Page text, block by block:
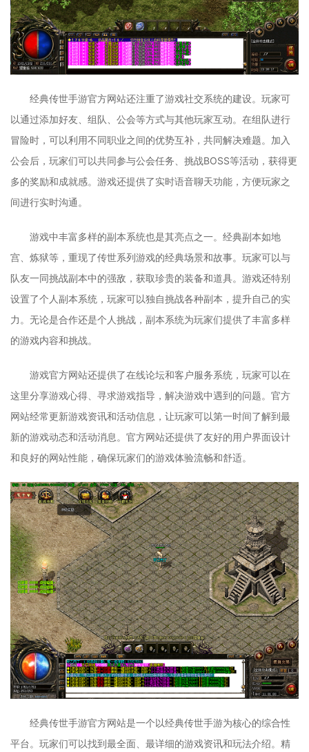
经典传世手游官方网站还注重了游戏社交系统的建设。玩家可
以通过添加好友、组队、公会等方式与其他玩家互动。在组队进行
冒险时，可以利用不同职业之间的优势互补，共同解决难题。加入
公会后，玩家们可以共同参与公会任务、挑战BOSS等活动，获得更
多的奖励和成就感。游戏还提供了实时语音聊天功能，方便玩家之
间进行实时沟通。
游戏中丰富多样的副本系统也是其亮点之一。经典副本如地
宫、炼狱等，重现了传世系列游戏的经典场景和故事。玩家可以与
队友一同挑战副本中的强敌，获取珍贵的装备和道具。游戏还特别
设置了个人副本系统，玩家可以独自挑战各种副本，提升自己的实
力。无论是合作还是个人挑战，副本系统为玩家们提供了丰富多样
的游戏内容和挑战。
游戏官方网站还提供了在线论坛和客户服务系统，玩家可以在
这里分享游戏心得、寻求游戏指导，解决游戏中遇到的问题。官方
网站经常更新游戏资讯和活动信息，让玩家可以第一时间了解到最
新的游戏动态和活动消息。官方网站还提供了友好的用户界面设计
和良好的网站性能，确保玩家们的游戏体验流畅和舒适。
经典传世手游官方网站是一个以经典传世手游为核心的综合性
平台。玩家们可以找到最全面、最详细的游戏资讯和玩法介绍。精